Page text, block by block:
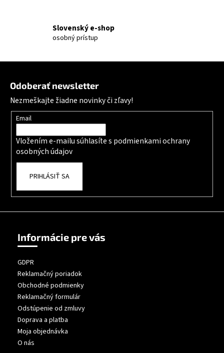
Slovenský e-shop
osobný prístup
Odoberať newsletter
Nezmeškajte žiadne novinky či zľavy!
Email
Vložením e-mailu súhlasíte s podmienkami ochrany
osobných údajov
PRIHLÁSIŤ SA
Informácie pre vás
GDPR
Reklamačný poriadok
Obchodné podmienky
Reklamačný formulár
Odstúpenie od zmluvy
Doprava a platba
Moja objednávka
O nás